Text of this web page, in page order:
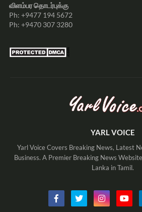
விளம்பர தொடர்புக்கு
Ph: +9477 194 5672
Ph: +9470 307 3280
YARL VOICE
Yarl Voice Covers Breaking News, Latest
Business. A Premier Breaking News
Lanka in Tamil.